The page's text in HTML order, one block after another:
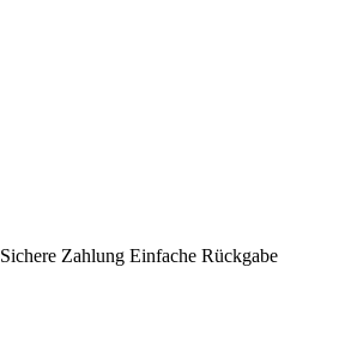
Sichere Zahlung Einfache Rückgabe